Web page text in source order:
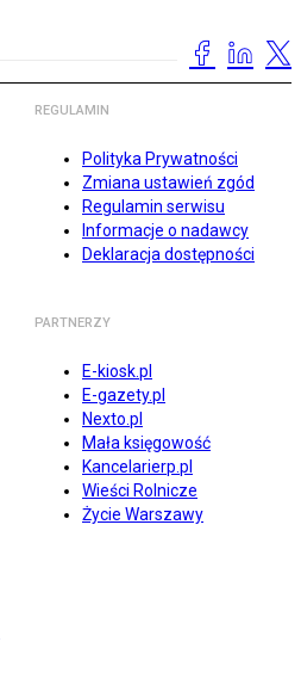
REGULAMIN
Polityka Prywatności
Zmiana ustawień zgód
Regulamin serwisu
Informacje o nadawcy
Deklaracja dostępności
PARTNERZY
E-kiosk.pl
E-gazety.pl
Nexto.pl
Mała księgowość
Kancelarierp.pl
Wieści Rolnicze
Życie Warszawy